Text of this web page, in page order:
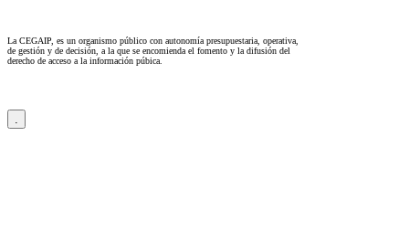
La CEGAIP, es un organismo público con autonomía presupuestaria, operativa,
de gestión y de decisión, a la que se encomienda el fomento y la difusión del
derecho de acceso a la información púbica.